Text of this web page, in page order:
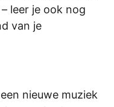
leer je ook nog
van je
nieuwe muziek